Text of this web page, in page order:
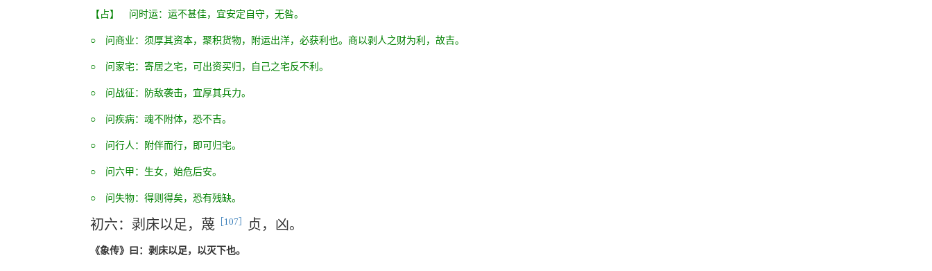
【占】 问时运：运不甚佳，宜安定自守，无咎。
○ 问商业：须厚其资本，聚积货物，附运出洋，必获利也。商以剥人之财为利，故吉。
○ 问家宅：寄居之宅，可出资买归，自己之宅反不利。
○ 问战征：防敌袭击，宜厚其兵力。
○ 问疾病：魂不附体，恐不吉。
○ 问行人：附伴而行，即可归宅。
○ 问六甲：生女，始危后安。
○ 问失物：得则得矣，恐有残缺。
初六：剥床以足，蔑 ［107］ 贞，凶。
《象传》曰：剥床以足，以灭下也。